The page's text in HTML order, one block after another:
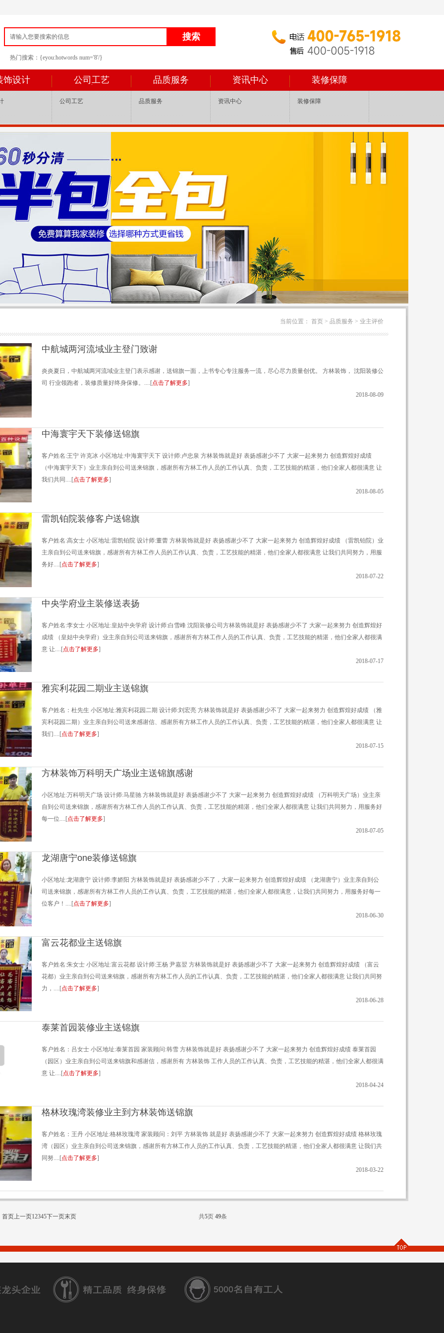
热门搜索：{eyou:hotwords num='8'/}
饰设计 公司工艺 品质服务 资讯中心 装修保障
公司工艺 品质服务 资讯中心 装修保障
当前位置： 首页 > 品质服务 > 业主评价
中航城两河流域业主登门致谢
炎炎夏日，中航城两河流域业主登门表示感谢，送锦旗一面，上书专心专注服务一流，尽心尽力质量创优。 方林装饰， 沈阳装修公
司 行业领跑者，装修质量好终身保修。....[点击了解更多]
2018-08-09
中海寰宇天下装修送锦旗
客户姓名:王宁 许克冰 小区地址:中海寰宇天下 设计师:卢忠泉 方林装饰就是好 表扬感谢少不了 大家一起来努力 创造辉煌好成绩
（中海寰宇天下）业主亲自到公司送来锦旗，感谢所有方林工作人员的工作认真、负责，工艺技能的精湛，他们全家人都很满意 让
我们共同....[点击了解更多]
2018-08-05
雷凯铂院装修客户送锦旗
客户姓名:高女士 小区地址:雷凯铂院 设计师:董蕾 方林装饰就是好 表扬感谢少不了 大家一起来努力 创造辉煌好成绩 （雷凯铂院）业
主亲自到公司送来锦旗，感谢所有方林工作人员的工作认真、负责，工艺技能的精湛，他们全家人都很满意 让我们共同努力，用服
务好....[点击了解更多]
2018-07-22
中央学府业主装修送表扬
客户姓名:李女士 小区地址:皇姑中央学府 设计师:白雪峰 沈阳装修公司方林装饰就是好 表扬感谢少不了 大家一起来努力 创造辉煌好
成绩 （皇姑中央学府）业主亲自到公司送来锦旗，感谢所有方林工作人员的工作认真、负责，工艺技能的精湛，他们全家人都很满
意 让....[点击了解更多]
2018-07-17
雅宾利花园二期业主送锦旗
客户姓名：杜先生 小区地址:雅宾利花园二期 设计师:刘宏亮 方林装饰就是好 表扬感谢少不了 大家一起来努力 创造辉煌好成绩 （雅
宾利花园二期）业主亲自到公司送来感谢信、感谢所有方林工作人员的工作认真、负责，工艺技能的精湛，他们全家人都很满意 让
我们....[点击了解更多]
2018-07-15
方林装饰万科明天广场业主送锦旗感谢
小区地址:万科明天广场 设计师:马星驰 方林装饰就是好 表扬感谢少不了 大家一起来努力 创造辉煌好成绩 （万科明天广场）业主亲
自到公司送来锦旗，感谢所有方林工作人员的工作认真、负责，工艺技能的精湛，他们全家人都很满意 让我们共同努力，用服务好
每一位....[点击了解更多]
2018-07-05
龙湖唐宁one装修送锦旗
小区地址:龙湖唐宁 设计师:李娇阳 方林装饰就是好 表扬感谢少不了，大家一起来努力 创造辉煌好成绩 （龙湖唐宁）业主亲自到公
司送来锦旗，感谢所有方林工作人员的工作认真、负责，工艺技能的精湛，他们全家人都很满意，让我们共同努力，用服务好每一
位客户！....[点击了解更多]
2018-06-30
富云花都业主送锦旗
客户姓名:朱女士 小区地址:富云花都 设计师:王杨 尹嘉翌 方林装饰就是好 表扬感谢少不了 大家一起来努力 创造辉煌好成绩 （富云
花都）业主亲自到公司送来锦旗，感谢所有方林工作人员的工作认真、负责，工艺技能的精湛，他们全家人都很满意 让我们共同努
力，....[点击了解更多]
2018-06-28
泰莱首园装修业主送锦旗
客户姓名：吕女士 小区地址:泰莱首园 家装顾问:韩雪 方林装饰就是好 表扬感谢少不了 大家一起来努力 创造辉煌好成绩 泰莱首园
（园区）业主亲自到公司送来锦旗和感谢信，感谢所有 方林装饰 工作人员的工作认真、负责，工艺技能的精湛，他们全家人都很满
意 让....[点击了解更多]
2018-04-24
格林玫瑰湾装修业主到方林装饰送锦旗
客户姓名：王丹 小区地址:格林玫瑰湾 家装顾问：刘平 方林装饰 就是好 表扬感谢少不了 大家一起来努力 创造辉煌好成绩 格林玫瑰
湾（园区）业主亲自到公司送来锦旗，感谢所有方林工作人员的工作认真、负责，工艺技能的精湛，他们全家人都很满意 让我们共
同努....[点击了解更多]
2018-03-22
首页上一页12345下一页末页 共5页 49条